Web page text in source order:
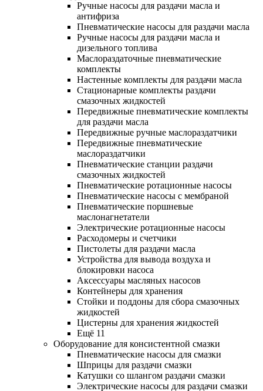
Ручные насосы для раздачи масла и
антифриза
Пневматические насосы для раздачи масла
Ручные насосы для раздачи масла и
дизельного топлива
Маслораздаточные пневматические
комплекты
Настенные комплекты для раздачи масла
Стационарные комплекты раздачи
смазочных жидкостей
Передвижные пневматические комплекты
для раздачи масла
Передвижные ручные маслораздатчики
Передвижные пневматические
маслораздатчики
Пневматические станции раздачи
смазочных жидкостей
Пневматические ротационные насосы
Пневматические насосы с мембраной
Пневматические поршневые
маслонагнетатели
Электрические ротационные насосы
Расходомеры и счетчики
Пистолеты для раздачи масла
Устройства для вывода воздуха и
блокировки насоса
Аксессуары масляных насосов
Контейнеры для хранения
Стойки и поддоны для сбора смазочных
жидкостей
Цистерны для хранения жидкостей
Ещё 11
Оборудование для консистентной смазки
Пневматические насосы для смазки
Шприцы для раздачи смазки
Катушки со шлангом раздачи смазки
Электрические насосы для раздачи смазки